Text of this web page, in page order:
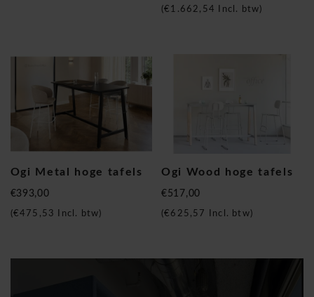
(€1.662,54 Incl. btw)
Ogi Metal hoge tafels
€393,00
(€475,53 Incl. btw)
Ogi Wood hoge tafels
€517,00
(€625,57 Incl. btw)